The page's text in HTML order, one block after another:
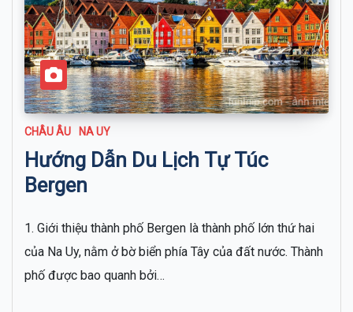
CHÂU ÂU NA UY
Hướng Dẫn Du Lịch Tự Túc
Bergen
1. Giới thiệu thành phố Bergen là thành phố lớn thứ hai
của Na Uy, nằm ở bờ biển phía Tây của đất nước. Thành
phố được bao quanh bởi…